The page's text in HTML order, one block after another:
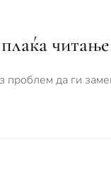
проблем да ги